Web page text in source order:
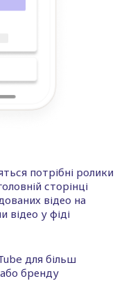
потрібні ролики
сторінці
відео на
відео у фіді
для більш
бренду